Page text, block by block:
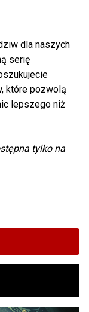
dla naszych
serię
które pozwolą
lepszego niż
tylko na